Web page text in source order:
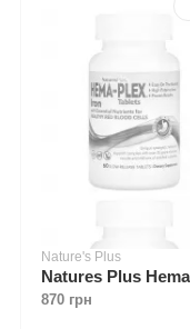
Nature's Plus
870 грн